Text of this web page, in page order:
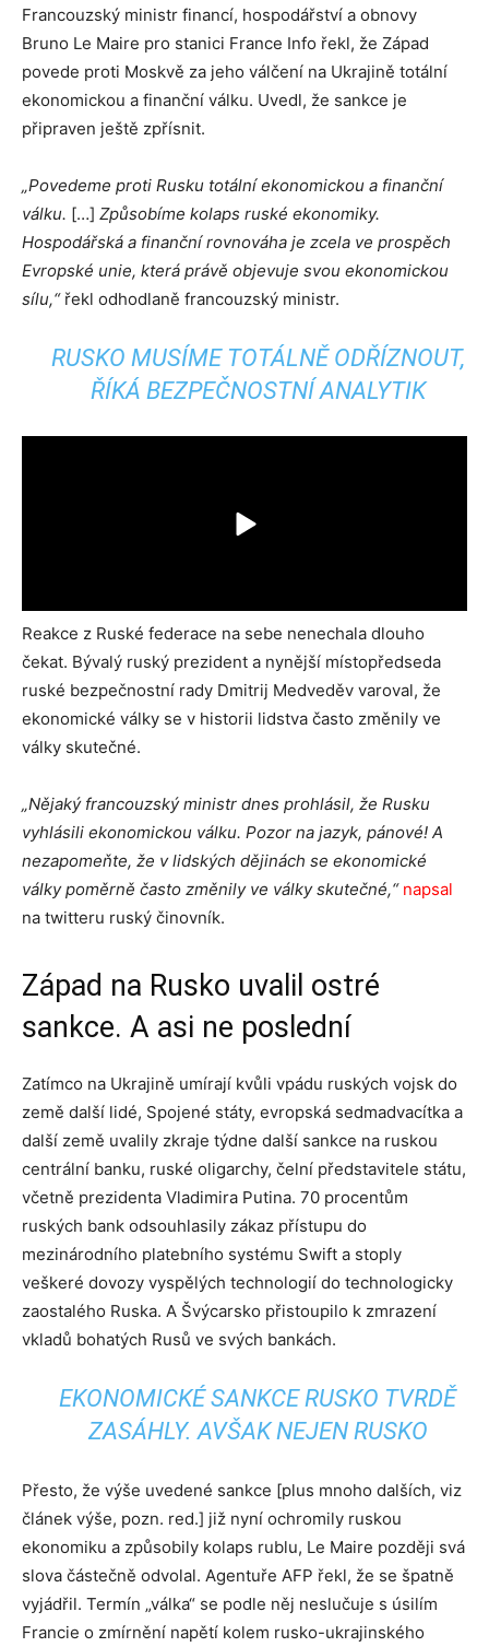
Francouzský ministr financí, hospodářství a obnovy
Bruno Le Maire pro stanici France Info řekl, že Západ
povede proti Moskvě za jeho válčení na Ukrajině totální
ekonomickou a finanční válku. Uvedl, že sankce je
připraven ještě zpřísnit.
„Povedeme proti Rusku totální ekonomickou a finanční
válku. […] Způsobíme kolaps ruské ekonomiky.
Hospodářská a finanční rovnováha je zcela ve prospěch
Evropské unie, která právě objevuje svou ekonomickou
sílu,“řekl odhodlaně francouzský ministr.
RUSKO MUSÍME TOTÁLNĚ ODŘÍZNOUT,
ŘÍKÁ BEZPEČNOSTNÍ ANALYTIK
Reakce z Ruské federace na sebe nenechala dlouho
čekat. Bývalý ruský prezident a nynější místopředseda
ruské bezpečnostní rady Dmitrij Medveděv varoval, že
ekonomické války se v historii lidstva často změnily ve
války skutečné.
„Nějaký francouzský ministr dnes prohlásil, že Rusku
vyhlásili ekonomickou válku. Pozor na jazyk, pánové! A
nezapomeňte, že v lidských dějinách se ekonomické
války poměrně často změnily ve války skutečné,“ napsal
na twitteru ruský činovník.
Západ na Rusko uvalil ostré
sankce. A asi ne poslední
Zatímco na Ukrajině umírají kvůli vpádu ruských vojsk do
země další lidé, Spojené státy, evropská sedmadvacítka a
další země uvalily zkraje týdne další sankce na ruskou
centrální banku, ruské oligarchy, čelní představitele státu,
včetně prezidenta Vladimira Putina. 70 procentům
ruských bank odsouhlasily zákaz přístupu do
mezinárodního platebního systému Swift a stoply
veškeré dovozy vyspělých technologií do technologicky
zaostalého Ruska. A Švýcarsko přistoupilo k zmrazení
vkladů bohatých Rusů ve svých bankách.
EKONOMICKÉ SANKCE RUSKO TVRDĚ
ZASÁHLY. AVŠAK NEJEN RUSKO
Přesto, že výše uvedené sankce [plus mnoho dalších, viz
článek výše, pozn. red.] již nyní ochromily ruskou
ekonomiku a způsobily kolaps rublu, Le Maire později svá
slova částečně odvolal. Agentuře AFP řekl, že se špatně
vyjádřil. Termín „válka“ se podle něj neslučuje s úsilím
Francie o zmírnění napětí kolem rusko-ukrajinského